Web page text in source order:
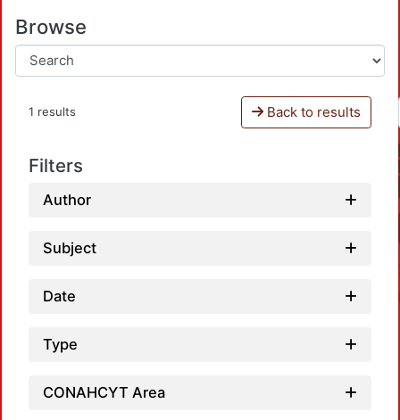
Browse
1 results Back to results
Filters
Author
Subject
Date
Type
CONAHCYT Area